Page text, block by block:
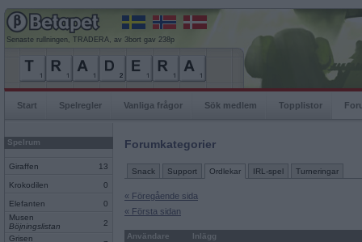
Senaste rullningen, TRADERA, av 3bort gav 238p
Start Spelregler Vanliga frågor Sök medlem Topplistor
Spelrum
Giraffen 13
Krokodilen 0
Elefanten
0
Musen
Böjningslistan
2
Grisen
Forumkategorier
Snack Support Ordlekar IRL-spel Turneringar
« Föregående sida
« Första sidan
Användare
Inlägg